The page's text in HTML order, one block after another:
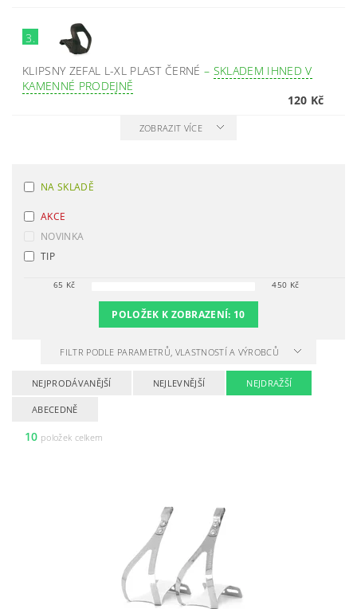
3.
KLIPSNY ZEFAL L-XL PLAST ČERNÉ– SKLADEM IHNED V
KAMENNÉ PRODEJNĚ
120 Kč
ZOBRAZIT VÍCE
NA SKLADĚ
AKCE
NOVINKA
TIP
65 Kč 450 Kč
POLOŽEK K ZOBRAZENÍ: 10
FILTR PODLE PARAMETRŮ, VLASTNOSTÍ A VÝROBCŮ
NEJPRODÁVANĚJŠÍ NEJLEVNĚJŠÍ NEJDRAŽŠÍ
ABECEDNĚ
10 položek celkem